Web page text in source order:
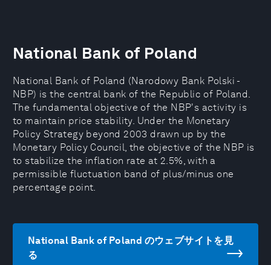
National Bank of Poland
National Bank of Poland (Narodowy Bank Polski -
NBP) is the central bank of the Republic of Poland.
The fundamental objective of the NBP's activity is
to maintain price stability. Under the Monetary
Policy Strategy beyond 2003 drawn up by the
Monetary Policy Council, the objective of the NBP is
to stabilize the inflation rate at 2.5%, with a
permissible fluctuation band of plus/minus one
percentage point.
National Bank of Poland のウェブサイトを見
る